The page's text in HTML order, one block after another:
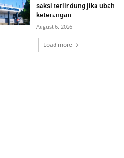
saksi terlindung jika ubah
keterangan
August 6, 2026
Load more